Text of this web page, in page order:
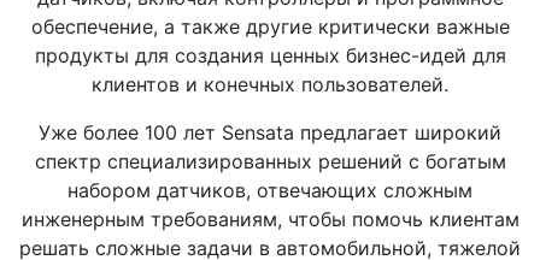
обеспечение, а также другие критически важные
продукты для создания ценных бизнес-идей для
клиентов и конечных пользователей.
Уже более 100 лет Sensata предлагает широкий
спектр специализированных решений с богатым
набором датчиков, отвечающих сложным
инженерным требованиям, чтобы помочь клиентам
решать сложные задачи в автомобильной, тяжелой